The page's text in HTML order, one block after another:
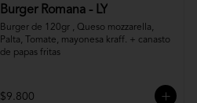
Burger Romana - LY
Burger de 120gr , Queso mozzarella,
Palta, Tomate, mayonesa kraff. + canasto
de papas fritas
$9.800